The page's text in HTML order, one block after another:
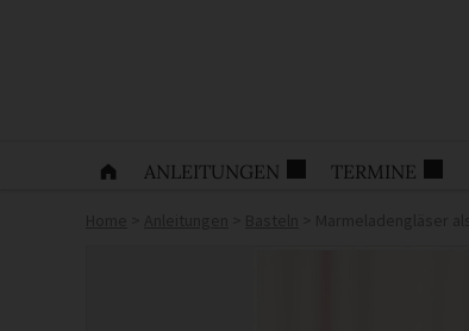
ANLEITUNGEN TERMINE